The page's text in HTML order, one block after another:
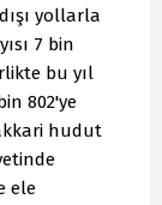
yollarla
7 bin
bu yıl
802'ye
hudut
ele